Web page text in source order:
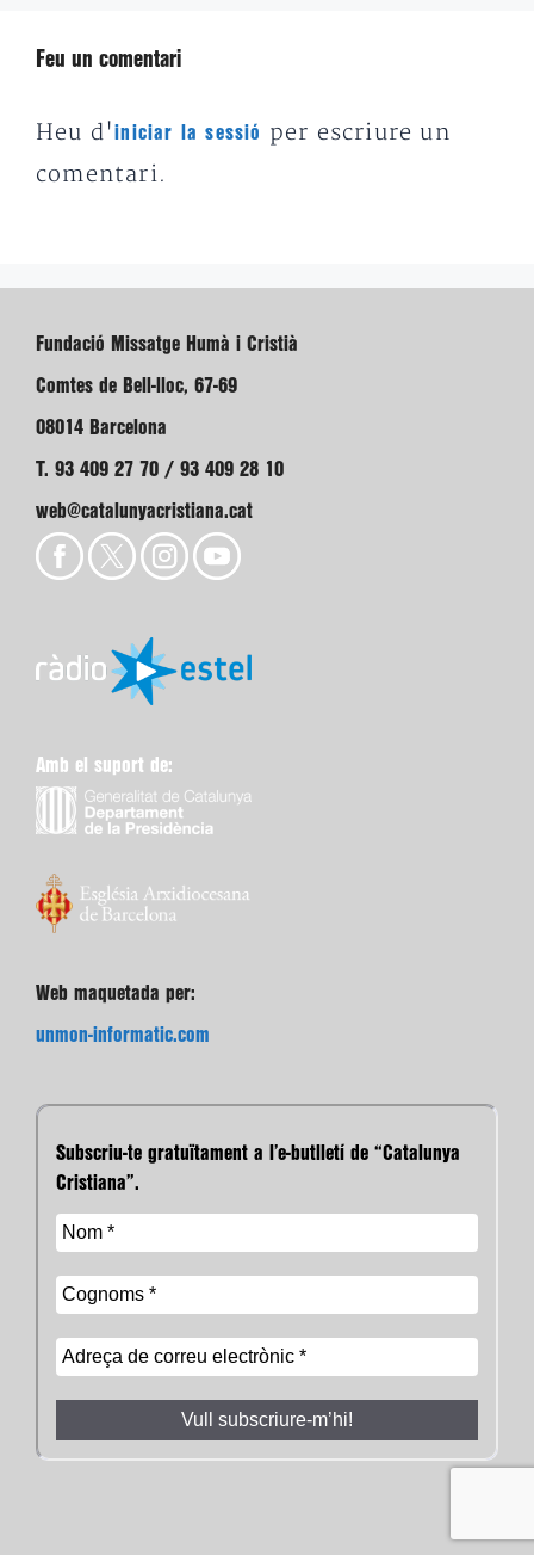
Feu un comentari
Heu d'iniciar la sessió
per escriure un
comentari.
Fundació Missatge Humà i Cristià
Comtes de Bell-lloc, 67-69
08014 Barcelona
T. 93 409 27 70 / 93 409 28 10
web@catalunyacristiana.cat
Amb el suport de:
Web maquetada per:
unmon-informatic.com
Subscriu-te gratuïtament a l’e-butlletí de “Catalunya
Cristiana”.